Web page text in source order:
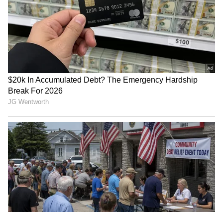
ಹೊಂದಬಹುದು. ಗ್ಯಾಸ್ ಮತ್ತು ಮಲಬದ್ಧತೆಯ ಸಮಸ್ಯೆ
ತಪ್ಪಿಸಲು, ಆಹಾರ ಮತ್ತು ದಿನಚರಿಯನ್ನು ಕ್ರಮವಾಗಿ
ಇರಿಸಿಕೊಳ್ಳಿ.